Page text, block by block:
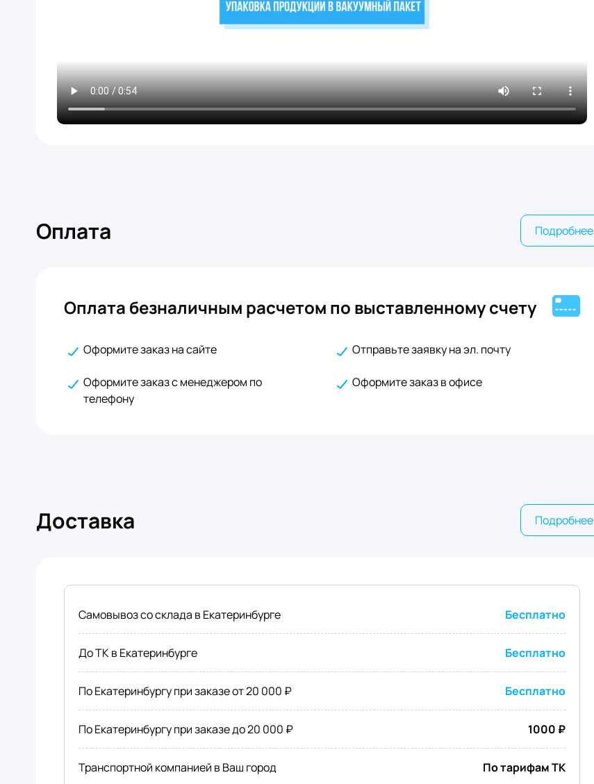
Оплата Подробнее
Оплата безналичным расчетом по выставленному счету
Оформите заказ на сайте Отправьте заявку на эл. почту
Оформите заказ с менеджером по
телефону
Оформите заказ в офисе
Доставка Подробнее
Самовывоз со склада в Екатеринбурге Бесплатно
До ТК в Екатеринбурге Бесплатно
По Екатеринбургу при заказе от 20 000 ₽ Бесплатно
По Екатеринбургу при заказе до 20 000 ₽ 1000 ₽
Транспортной компанией в Ваш город По тарифам ТК